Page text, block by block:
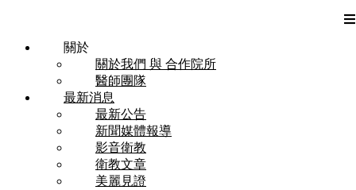
關於
關於我們 與 合作院所
醫師團隊
最新消息
最新公告
新聞媒體報導
影音衛教
衛教文章
美麗見證